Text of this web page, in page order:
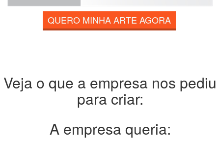
QUERO MINHA ARTE AGORA
Veja o que a empresa nos pediu
para criar:
A empresa queria: